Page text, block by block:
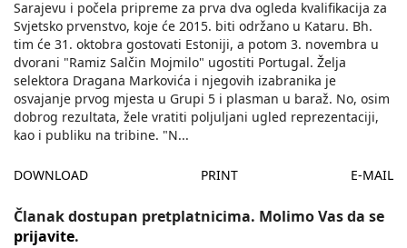
Sarajevu i počela pripreme za prva dva ogleda kvalifikacija za
Svjetsko prvenstvo, koje će 2015. biti održano u Kataru. Bh.
tim će 31. oktobra gostovati Estoniji, a potom 3. novembra u
dvorani "Ramiz Salčin Mojmilo" ugostiti Portugal. Želja
selektora Dragana Markovića i njegovih izabranika je
osvajanje prvog mjesta u Grupi 5 i plasman u baraž. No, osim
dobrog rezultata, žele vratiti poljuljani ugled reprezentaciji,
kao i publiku na tribine. "N...
DOWNLOAD PRINT E-MAIL
Članak dostupan pretplatnicima. Molimo Vas da se
prijavite.